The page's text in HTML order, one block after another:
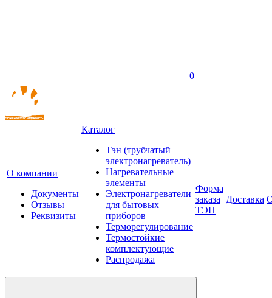
0
О компании
Документы
Отзывы
Реквизиты
Каталог
Тэн (трубчатый
электронагреватель)
Нагревательные
элементы
Электронагреватели
для бытовых
приборов
Терморегулирование
Термостойкие
комплектующие
Распродажа
Форма
заказа
ТЭН
Доставка